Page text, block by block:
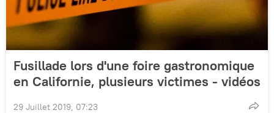
Fusillade lors d'une foire gastronomique
en Californie, plusieurs victimes - vidéos
29 Juillet 2019, 07:23